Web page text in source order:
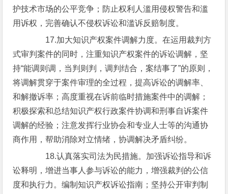
护技术市场的公平竞争；防止权利人滥用侵权警告和滥
用诉权，完善确认不侵权诉讼和滥诉反赔制度。
17.加大知识产权案件调解力度。在运用裁判方
式审判案件的同时，注重知识产权案件的诉讼调解，坚
持“能调则调，当判则判，调判结合，案结事了”的原则，
将调解贯穿于案件审理的全过程，提高诉讼的调解率、
和解撤诉率；高度重视在诉前临时措施案件中的调解；
积极探索和总结知识产权行政案件协调和刑事自诉案件
调解的经验；注意发挥行业协会和专业人士等的沟通协
商作用，帮助消除对立情绪，协调解决矛盾纠纷。
18.认真落实司法为民措施。加强诉讼指导和诉
讼释明，增进当事人参与诉讼的能力，增强裁判的公信
度和执行力。编制知识产权诉讼指南；坚持公开审判制